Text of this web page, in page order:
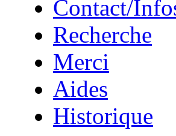
Contact/
Recherche
Merci
Aides
Historique